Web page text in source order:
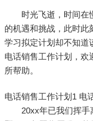
时光飞逝，时间在
的机遇和挑战，此时此
学习拟定计划却不知道
电话销售工作计划，欢
所帮助。
电话销售工作计划1
20xx年已我们挥手
电